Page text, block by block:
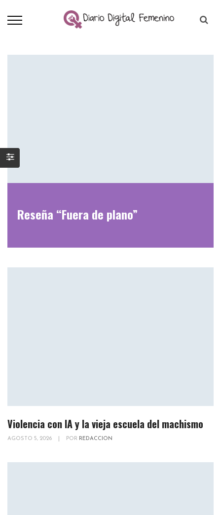
Reseña “Fuera de plano”
Violencia con IA y la vieja escuela del machismo
AGOSTO 5, 2026 POR REDACCION